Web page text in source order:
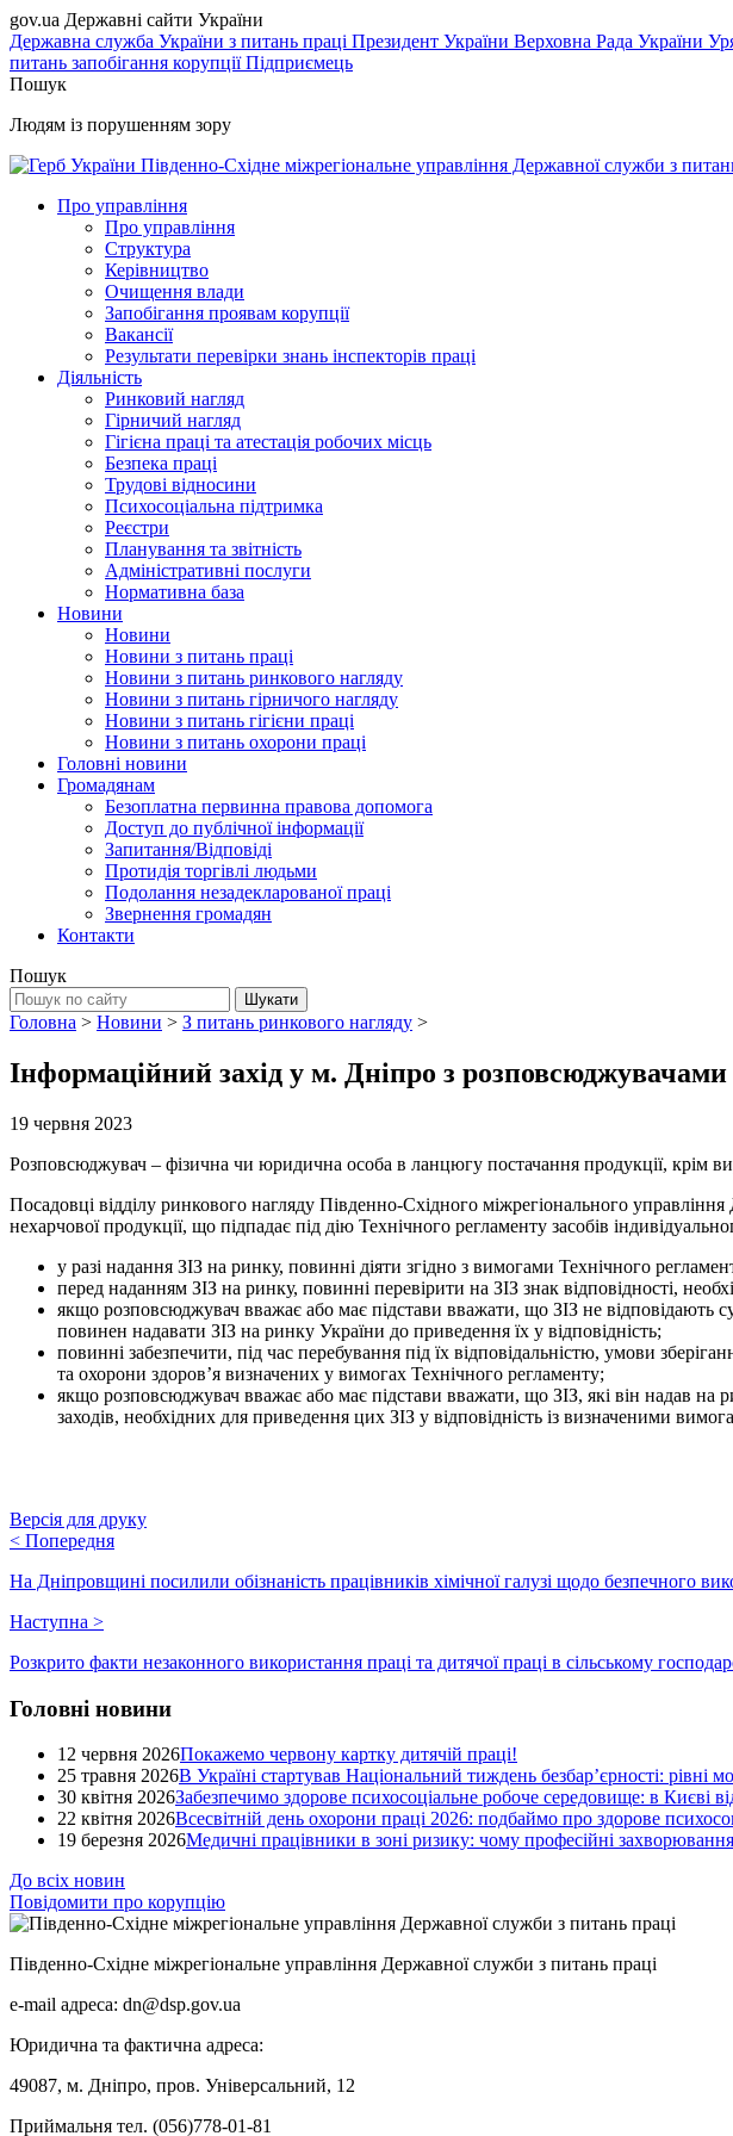
gov.ua Державні сайти України
Державна служба України з питань праці Президент України Верховна Рада України
питань запобігання корупціїПідприємець
Пошук
Людям із порушенням зору
Південно-Східне міжрегіональне управління Державної служби з
Про управління
Про управління
Структура
Керівництво
Очищення влади
Запобігання проявам корупції
Вакансії
Результати перевірки знань інспекторів праці
Діяльність
Ринковий нагляд
Гірничий нагляд
Гігієна праці та атестація робочих місць
Безпека праці
Трудові відносини
Психосоціальна підтримка
Реєстри
Планування та звітність
Адміністративні послуги
Нормативна база
Новини
Новини
Новини з питань праці
Новини з питань ринкового нагляду
Новини з питань гірничого нагляду
Новини з питань гігієни праці
Новини з питань охорони праці
Головні новини
Громадянам
Безоплатна первинна правова допомога
Доступ до публічної інформації
Запитання/Відповіді
Протидія торгівлі людьми
Подолання незадекларованої праці
Звернення громадян
Контакти
Пошук
Головна > Новини > З питань ринкового нагляду >
Інформаційний захід у м. Дніпро з розповсюджувачами
19 червня 2023
Розповсюджувач – фізична чи юридична особа в ланцюгу постачання продукції, крім
Посадовці відділу ринкового нагляду Південно-Східного міжрегіонального
нехарчової продукції, що підпадає під дію Технічного регламенту засобів
у разі надання ЗІЗ на ринку, повинні діяти згідно з вимогами Технічного
перед наданням ЗІЗ на ринку, повинні перевірити на ЗІЗ знак відповідності,
якщо розповсюджувач вважає або має підстави вважати, що ЗІЗ не відповідають
повинен надавати ЗІЗ на ринку України до приведення їх у відповідність;
повинні забезпечити, під час перебування під їх відповідальністю, умови
та охорони здоров’я визначених у вимогах Технічного регламенту;
якщо розповсюджувач вважає або має підстави вважати, що ЗІЗ, які він надав на
заходів, необхідних для приведення цих ЗІЗ у відповідність із визначеними
Версія для друку
< Попередня
На Дніпровщині посилили обізнаність працівників хімічної галузі щодо безпечного
Наступна >
Розкрито факти незаконного використання праці та дитячої праці в сільському
Головні новини
12 червня 2026Покажемо червону картку дитячій праці!
25 травня 2026В Україні стартував Національний тиждень безбар’єрності:
30 квітня 2026Забезпечимо здорове психосоціальне робоче середовище: в Києві
22 квітня 2026Всесвітній день охорони праці 2026: подбаймо про здорове
19 березня 2026Медичні працівники в зоні ризику: чому професійні
До всіх новин
Повідомити про корупцію
Південно-Східне міжрегіональне управління Державної служби з питань праці
e-mail адреса: dn@dsp.gov.ua
Юридична та фактична адреса:
49087, м. Дніпро, пров. Універсальний, 12
Приймальня тел. (056)778-01-81